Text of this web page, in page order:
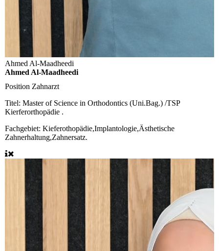
Ahmed Al-Maadheedi
Ahmed Al-Maadheedi
Position Zahnarzt
Titel: Master of Science in Orthodontics (Uni.Bag.) /TSP
Kierferorthopädie .
Fachgebiet: Kieferothopädie,Implantologie,Ästhetische
Zahnerhaltung,Zahnersatz.